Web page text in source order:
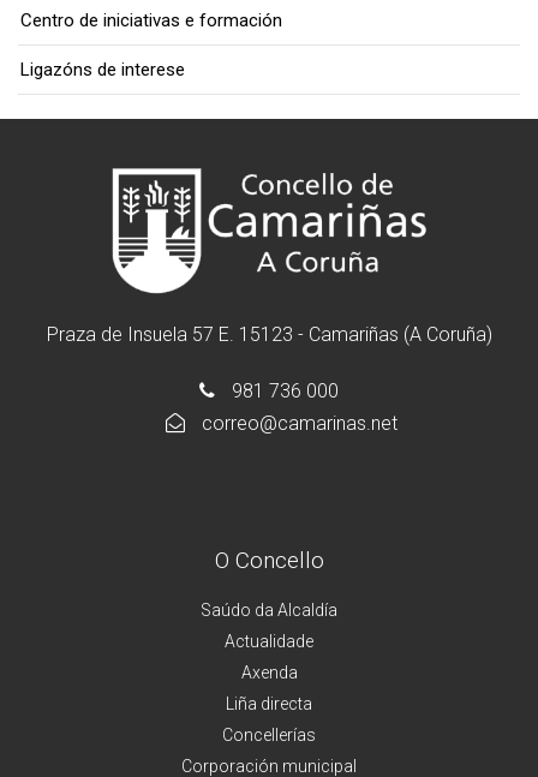
Centro de iniciativas e formación
Ligazóns de interese
Praza de Insuela 57 E. 15123 - Camariñas (A Coruña)
981 736 000
correo@camarinas.net
O Concello
Saúdo da Alcaldía
Actualidade
Axenda
Liña directa
Concellerías
Corporación municipal